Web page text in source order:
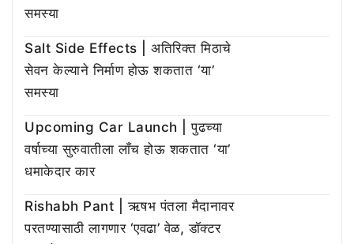
समस्या
Salt Side Effects | अतिरिक्त मिठाचे
सेवन केल्याने निर्माण होऊ शकतात ‘या’
समस्या
Upcoming Car Launch | पुढच्या
वर्षाच्या सुरुवातीला लाँच होऊ शकतात ‘या’
धमाकेदार कार
Rishabh Pant | ऋषभ पंतला मैदानावर
परतण्यासाठी लागणार ‘एवढा’ वेळ, डॉक्टर